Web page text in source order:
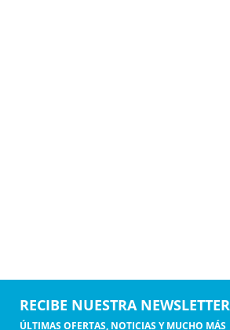
RECIBE NUESTRA NEWSLETTER
ÚLTIMAS OFERTAS, NOTICIAS Y MUCHO MÁS